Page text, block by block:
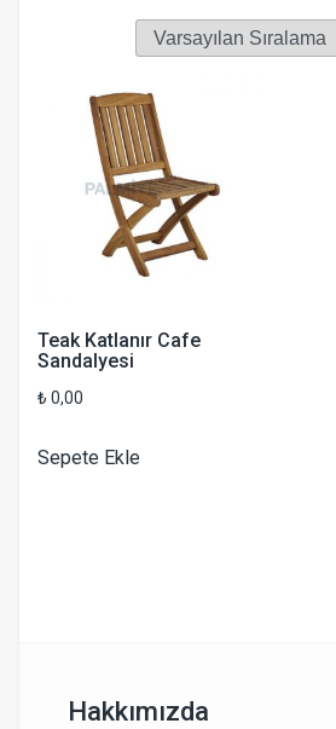
Teak Katlanır Cafe
Sandalyesi
₺ 0,00
Sepete Ekle
Hakkımızda